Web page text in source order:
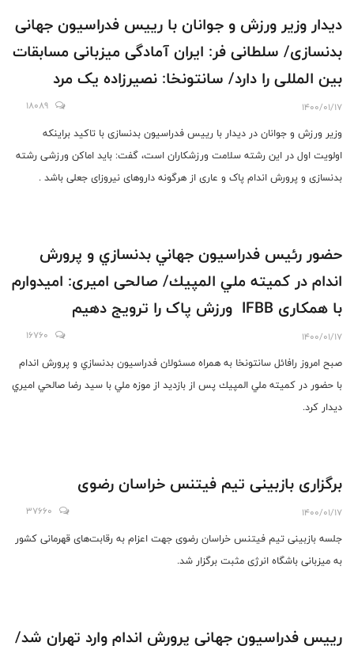
دیدار وزیر ورزش و جوانان با رییس فدراسیون جهانی
بدنسازی/ سلطانی فر: ایران آمادگی میزبانی مسابقات
بین المللی را دارد/ سانتونخا: نصیرزاده یک مرد
جنگجو است
1400/01/17
18089
وزیر ورزش و جوانان در دیدار با رییس فدراسیون بدنسازی با تاکید براینکه
اولویت اول در این رشته سلامت ورزشکاران است، گفت: باید اماکن ورزشی رشته
بدنسازی و پرورش اندام پاک و عاری از هرگونه داروهای نیروزای جعلی باشد .
حضور رئيس فدراسيون جهاني بدنسازي و پرورش
اندام در كميته ملي المپيك/ صالحی امیری: امیدوارم
با همکاری IFBB ورزش پاک را ترویج دهیم
1400/01/17
16760
صبح امروز رافائل سانتونخا به همراه مسئولان فدراسيون بدنسازي و پرورش اندام
با حضور در كميته ملي المپيك پس از بازديد از موزه ملي با سيد رضا صالحي اميري
ديدار كرد.
برگزاری بازبینی تیم فیتنس خراسان رضوی
1400/01/17
37660
جلسه بازبینی تیم فیتنس خراسان رضوی جهت اعزام به رقابت‌های قهرمانی کشور
به میزبانی باشگاه انرژی مثبت برگزار شد.
رییس فدراسیون جهانی پرورش اندام وارد تهران شد/